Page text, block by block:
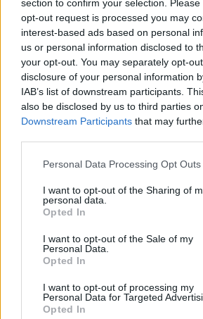
section to confirm your selection.
opt-out request is processed you may
interest-based ads based on personal
us or personal information disclosed to
your opt-out. You may separately opt-
disclosure of your personal information
IAB’s list of downstream participants.
also be disclosed by us to third parties
Downstream Participants that may
Personal Data Processing Opt Outs
I want to opt-out of the Sharing of
personal data.
Opted In
I want to opt-out of the Sale of my
Personal Data.
Opted In
I want to opt-out of processing my
Personal Data for Targeted
Opted In